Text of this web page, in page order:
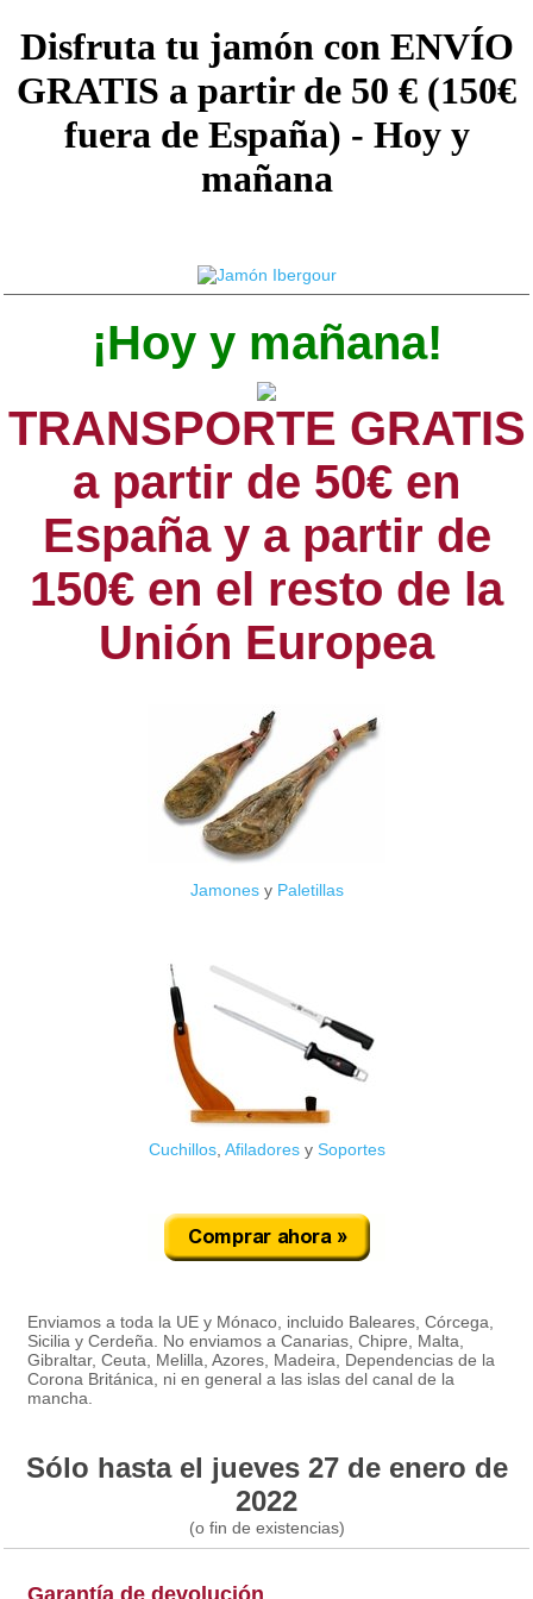
Disfruta tu jamón con ENVÍO
GRATIS a partir de 50 € (150€
fuera de España) - Hoy y
mañana
¡Hoy y mañana!
TRANSPORTE GRATIS
a partir de 50€ en
España y a partir de
150€ en el resto de la
Unión Europea
Jamonesy Paletillas
Cuchillos, Afiladoresy Soportes
Enviamos a toda la UE y Mónaco, incluido Baleares, Córcega,
Sicilia y Cerdeña. No enviamos a Canarias, Chipre, Malta,
Gibraltar, Ceuta, Melilla, Azores, Madeira, Dependencias de la
Corona Británica, ni en general a las islas del canal de la
mancha.
Sólo hasta el jueves 27 de enero de
2022
(o fin de existencias)
Garantía de devolución